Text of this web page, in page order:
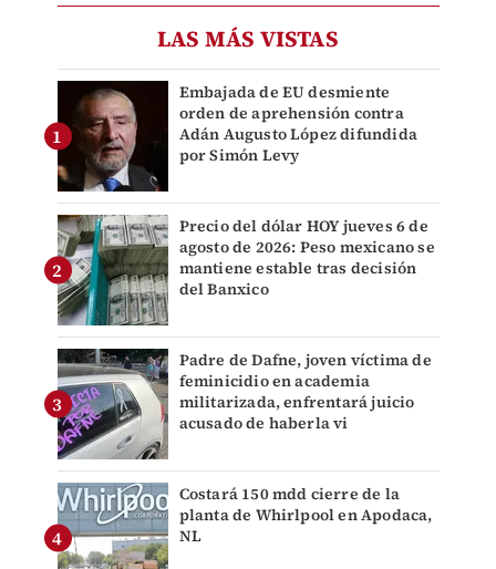
LAS MÁS VISTAS
Embajada de EU desmiente
orden de aprehensión contra
Adán Augusto López difundida
por Simón Levy
Precio del dólar HOY jueves 6 de
agosto de 2026: Peso mexicano se
mantiene estable tras decisión
del Banxico
Padre de Dafne, joven víctima de
feminicidio en academia
militarizada, enfrentará juicio
acusado de haberla vi
Costará 150 mdd cierre de la
planta de Whirlpool en Apodaca,
NL